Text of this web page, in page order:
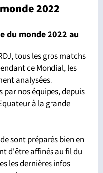
2022
du monde 2022 au
tous les gros matchs
ce Mondial, les
analysées,
nos équipes, depuis
à la grande
sont préparés bien en
d'être affinés au fil du
les dernières infos